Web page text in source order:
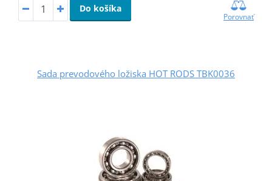
Do košíka
Porovnať
Sada prevodového ložiska HOT RODS TBK0036